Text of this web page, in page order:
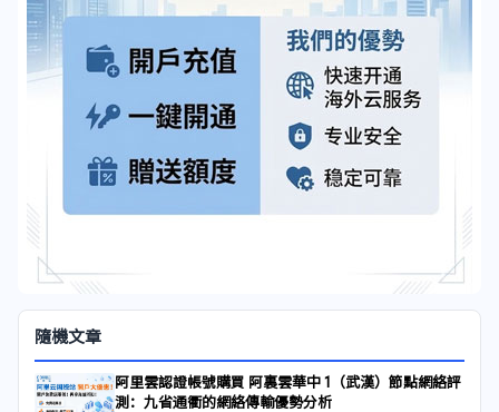
隨機文章
阿里雲認證帳號購買 阿裏雲華中 1（武漢）節點網絡評
測：九省通衢的網絡傳輸優勢分析